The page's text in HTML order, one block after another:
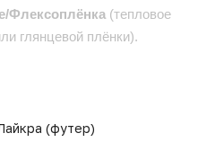
Флексоплёнка (тепловое
глянцевой плёнки).
(футер)